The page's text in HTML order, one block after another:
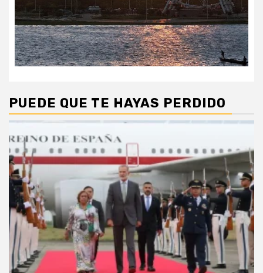
PUEDE QUE TE HAYAS PERDIDO